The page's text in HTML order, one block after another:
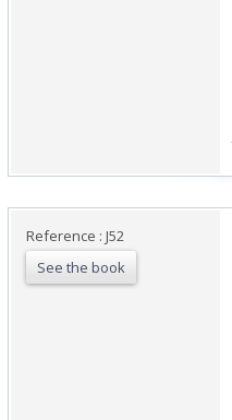
Reference : J52
See the book